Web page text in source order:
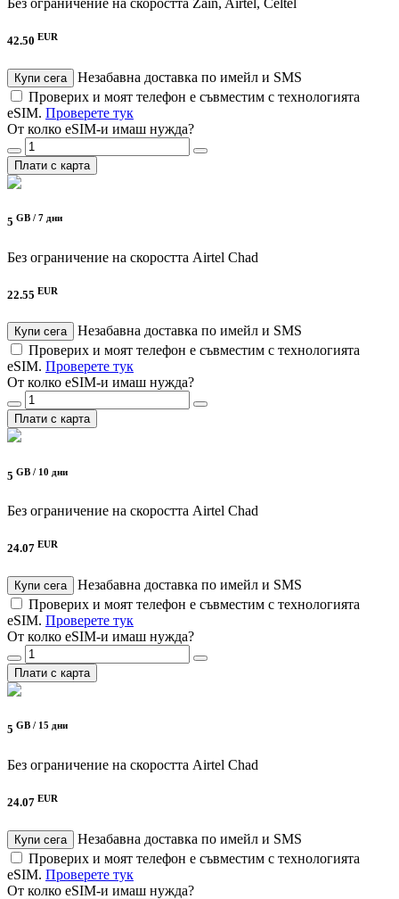
Без ограничение на скоростта Zain, Airtel, Celtel
42.50 EUR
Купи сега
Незабавна доставка по имейл и SMS
Проверих и моят телефон е съвместим с технологията
eSIM. Проверете тук
От колко eSIM-и имаш нужда?
Плати с карта
5 GB / 7 дни
Без ограничение на скоростта Airtel Chad
22.55 EUR
Купи сега
Незабавна доставка по имейл и SMS
Проверих и моят телефон е съвместим с технологията
eSIM. Проверете тук
От колко eSIM-и имаш нужда?
Плати с карта
5 GB / 10 дни
Без ограничение на скоростта Airtel Chad
24.07 EUR
Купи сега
Незабавна доставка по имейл и SMS
Проверих и моят телефон е съвместим с технологията
eSIM. Проверете тук
От колко eSIM-и имаш нужда?
Плати с карта
5 GB / 15 дни
Без ограничение на скоростта Airtel Chad
24.07 EUR
Купи сега
Незабавна доставка по имейл и SMS
Проверих и моят телефон е съвместим с технологията
eSIM. Проверете тук
От колко eSIM-и имаш нужда?